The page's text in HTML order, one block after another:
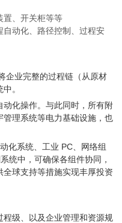
置、开关柜等等
动化、路径控制、过程安
企业完整的过程链（从原材
。
化操作。与此同时，所有附
管理系统等电力基础设施，也
化系统、工业 PC、网络组
统中，可确保各组件协同，
球支持等措施实现丰厚投资
级、以及企业管理和资源规